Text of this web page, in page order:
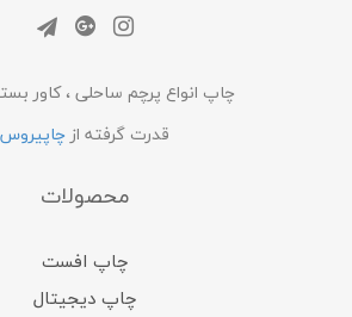
چاپ انواع پرچم ساحلی ، کاور
قدرت گرفته از چاپیروس
محصولات
چاپ افست
چاپ دیجیتال